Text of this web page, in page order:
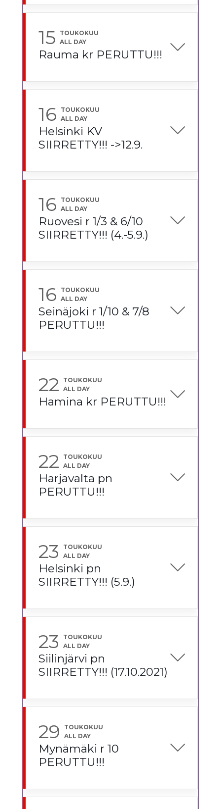
15
TOUKOKUU
ALL DAY
Rauma kr PERUTTU!!!
16
TOUKOKUU
ALL DAY
Helsinki KV
SIIRRETTY!!! ->12.9.
16
TOUKOKUU
ALL DAY
Ruovesi r 1/3 & 6/10
SIIRRETTY!!! (4.-5.9.)
16
TOUKOKUU
ALL DAY
Seinäjoki r 1/10 & 7/8
PERUTTU!!!
22
TOUKOKUU
ALL DAY
Hamina kr PERUTTU!!!
22
TOUKOKUU
ALL DAY
Harjavalta pn
PERUTTU!!!
23
TOUKOKUU
ALL DAY
Helsinki pn
SIIRRETTY!!! (5.9.)
23
TOUKOKUU
ALL DAY
Siilinjärvi pn
SIIRRETTY!!! (17.10.2021)
29
TOUKOKUU
ALL DAY
Mynämäki r 10
PERUTTU!!!